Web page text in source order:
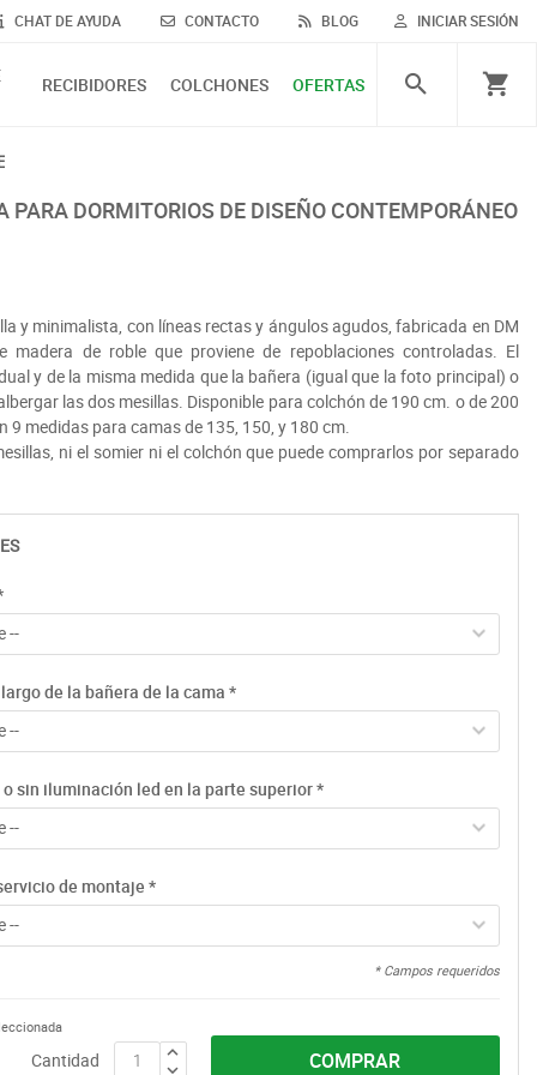
INICIAR SESIÓN
CHAT DE AYUDA CONTACTO BLOG
RECIBIDORES COLCHONES OFERTAS
y minimalista, con líneas rectas y ángulos agudos, fabricada en DM
madera de roble que proviene de repoblaciones controladas. El
y de la misma medida que la bañera (igual que la foto principal) o
las dos mesillas. Disponible para colchón de 190 cm. o de 200
9 medidas para camas de 135, 150, y 180 cm.
ni el somier ni el colchón que puede comprarlos por separado
--
de la bañera de la cama *
--
sin iluminación led en la parte superior*
--
de montaje *
--
* Campos requeridos
Cantidad COMPRAR